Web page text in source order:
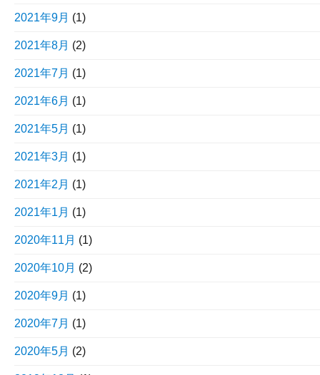
2021年9月 (1)
2021年8月 (2)
2021年7月 (1)
2021年6月 (1)
2021年5月 (1)
2021年3月 (1)
2021年2月 (1)
2021年1月 (1)
2020年11月 (1)
2020年10月 (2)
2020年9月 (1)
2020年7月 (1)
2020年5月 (2)